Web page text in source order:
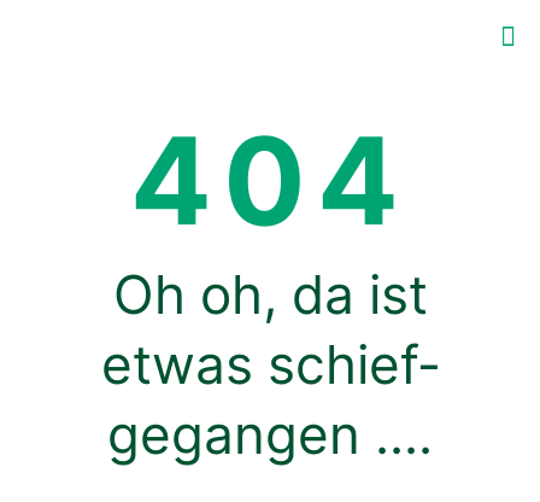
404
Oh oh, da ist
etwas schief­
gegangen ….